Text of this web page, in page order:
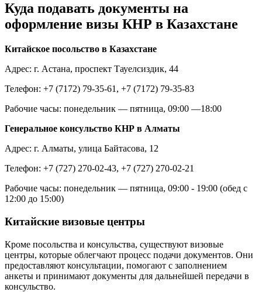
Куда подавать документы на
оформление визы КНР в Казахстане
Китайское посольство в Казахстане
Адрес: г. Астана, проспект Тауелсиздик, 44
Телефон: +7 (7172) 79-35-61, +7 (7172) 79-35-83
Рабочие часы: понедельник — пятница, 09:00 —18:00
Генеральное консульство КНР в Алматы
Адрес: г. Алматы, улица Байтасова, 12
Телефон: +7 (727) 270-02-43, +7 (727) 270-02-21
Рабочие часы: понедельник — пятница, 09:00 - 19:00 (обед с
12:00 до 15:00)
Китайские визовые центры
Кроме посольства и консульства, существуют визовые
центры, которые облегчают процесс подачи документов. Они
предоставляют консультации, помогают с заполнением
анкеты и принимают документы для дальнейшей передачи в
консульство.